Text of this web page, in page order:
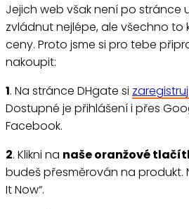
Jejich web však není po stránce
zvládnut nejlépe, ale všechno to
ceny. Proto jsme si pro tebe
nakoupit:
1. Na stránce DHgate si
Dostupné je přihlášení i přes
Facebook.
2. Klikni na naše oranžové
budeš přesměrován na produkt.
It Now“.